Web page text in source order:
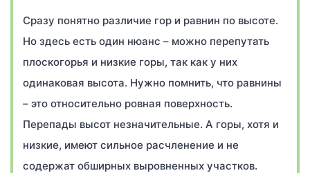
Сразу понятно различие гор и равнин по высоте.
Но здесь есть один нюанс – можно перепутать
плоскогорья и низкие горы, так как у них
одинаковая высота. Нужно помнить, что равнины
– это относительно ровная поверхность.
Перепады высот незначительные. А горы, хотя и
низкие, имеют сильное расчленение и не
содержат обширных выровненных участков.